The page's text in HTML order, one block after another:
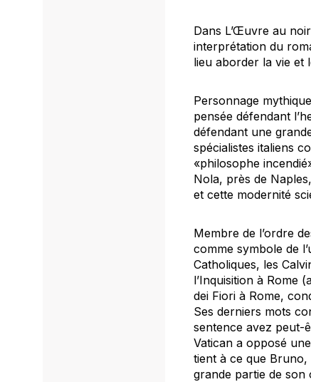
Dans L’Œuvre au noir
interprétation du
lieu aborder la vie et
Personnage
pensée défendant
défendant une
spécialistes italiens
«philosophe
Nola, près de
et cette modernité
Membre de l’ordre
comme symbole de
Catholiques, les
l’Inquisition à Rome
dei Fiori à Rome,
Ses derniers mots
sentence avez peut-
Vatican a opposé
tient à ce que
grande partie de son